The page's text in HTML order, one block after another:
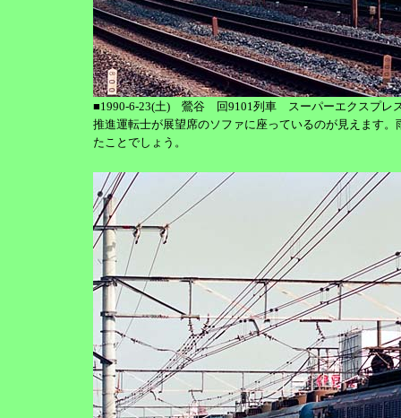
■1990-6-23(土) 鶯谷 回9101列車 スーパーエクスプレ
推進運転士が展望席のソファに座っているのが見えます
たことでしょう。